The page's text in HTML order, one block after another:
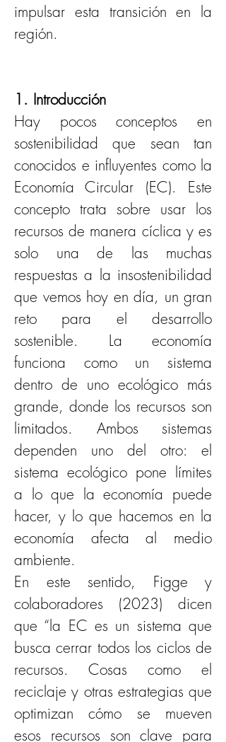
impulsar esta transición en la
región.
1. Introducción
Hay pocos conceptos en
sostenibilidad que sean tan
conocidos e influyentes como la
Economía Circular (EC). Este
concepto trata sobre usar los
recursos de manera cíclica y es
solo una de las muchas
respuestas a la insostenibilidad
que vemos hoy en día, un gran
reto para el desarrollo
sostenible. La economía
funciona como un sistema
dentro de uno ecológico más
grande, donde los recursos son
limitados. Ambos sistemas
dependen uno del otro: el
sistema ecológico pone límites
a lo que la economía puede
hacer, y lo que hacemos en la
economía afecta al medio
ambiente.
En este sentido, Figge y
colaboradores (2023) dicen
que “la EC es un sistema que
busca cerrar todos los ciclos de
recursos. Cosas como el
reciclaje y otras estrategias que
optimizan cómo se mueven
esos recursos son clave para